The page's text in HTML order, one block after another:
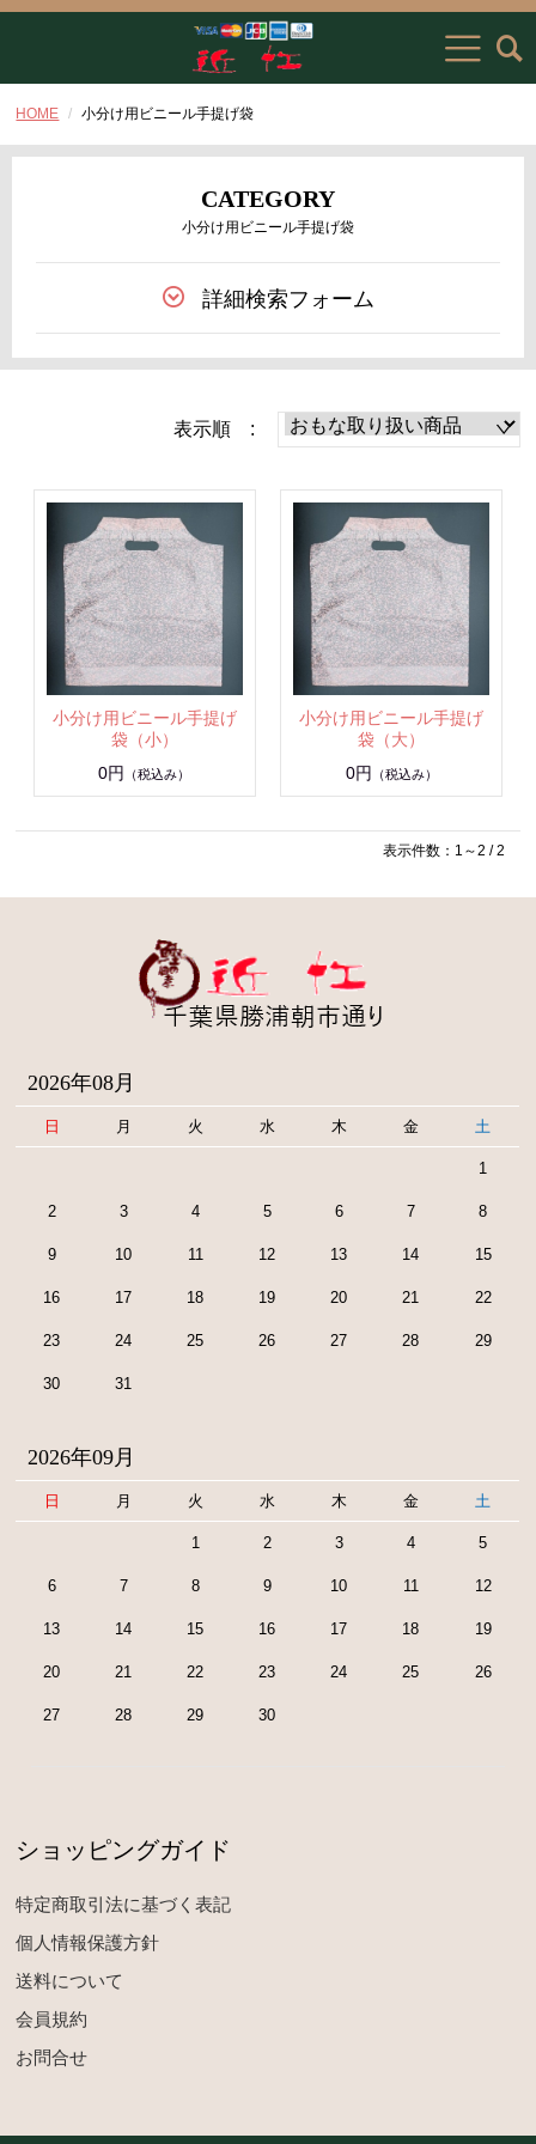
HOME 小分け用ビニール手提げ袋
CATEGORY
小分け用ビニール手提げ袋
詳細検索フォーム
表示順 :
小分け用ビニール手提げ
袋（小）
0円
（税込み）
小分け用ビニール手提げ
袋（大）
0円
（税込み）
表示件数：1～2 / 2
2026年08月
日 月 火 水 木 金 土
1
2 3 4 5 6 7 8
9 10 11 12 13 14 15
16 17 18 19 20 21 22
23 24 25 26 27 28 29
30 31
2026年09月
日 月 火 水 木 金 土
1 2 3 4 5
6 7 8 9 10 11 12
13 14 15 16 17 18 19
20 21 22 23 24 25 26
27 28 29 30
ショッピングガイド
特定商取引法に基づく表記
個人情報保護方針
送料について
会員規約
お問合せ